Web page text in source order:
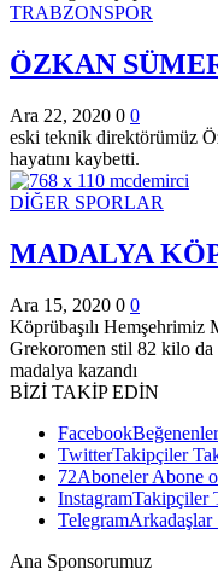
TRABZONSPOR
ÖZKAN
Ara 22, 2020 0 0
eski teknik direktörümüz
hayatını kaybetti.
DİĞER SPORLAR
MADALYA
Ara 15, 2020 0 0
Köprübaşılı
Grekoromen stil 82 kilo da
madalya kazandı
BİZİ TAKİP EDİN
Facebook
TwitterTakipçiler
72AbonelerAbone
InstagramTakipçiler
TelegramArkadaşlar
Ana Sponsorumuz